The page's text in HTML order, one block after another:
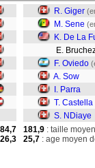
R. Giger
M. Sene
K. De La
E.
F. Oviedo
A. Sow
I. Parra
T. Castella
S. NDiaye
26,3
181,9 : taille
25,7 : age moyen